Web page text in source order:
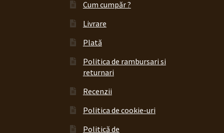
Cum cumpăr ?
Livrare
Plată
Politica de rambursari si
returnari
Recenzii
Politica de cookie-uri
Politică de